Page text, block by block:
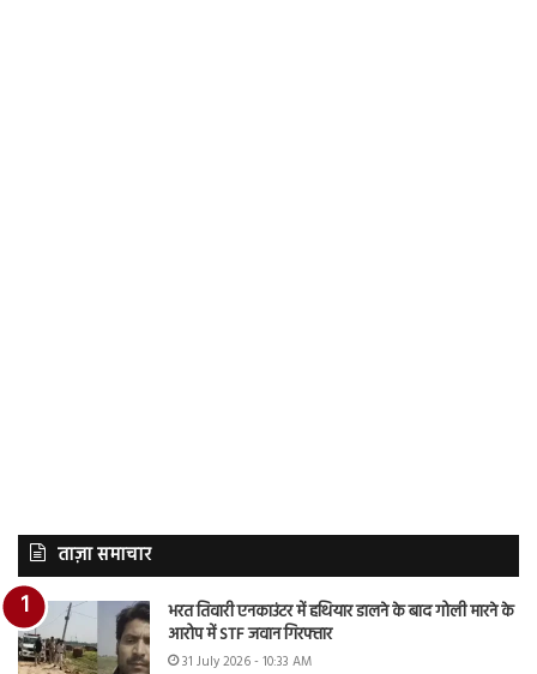
ताज़ा समाचार
भरत तिवारी एनकाउंटर में हथियार डालने के बाद गोली मारने के
आरोप में STF जवान गिरफ्तार
31 July 2026 - 10:33 AM